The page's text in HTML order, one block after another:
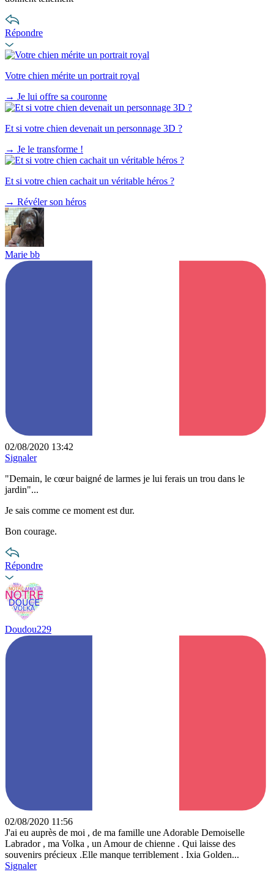
Répondre
Votre chien mérite un portrait royal
→ Je lui offre sa couronne
Et si votre chien devenait un personnage 3D ?
→ Je le transforme !
Et si votre chien cachait un véritable héros ?
→ Révéler son héros
Marie bb
02/08/2020 13:42
Signaler
"Demain, le cœur baigné de larmes je lui ferais un trou dans le
jardin"...
Je sais comme ce moment est dur.
Bon courage.
Répondre
Doudou229
02/08/2020 11:56
J'ai eu auprès de moi , de ma famille une Adorable Demoiselle
Labrador , ma Volka , un Amour de chienne . Qui laisse des
souvenirs précieux .Elle manque terriblement . Ixia Golden...
Signaler